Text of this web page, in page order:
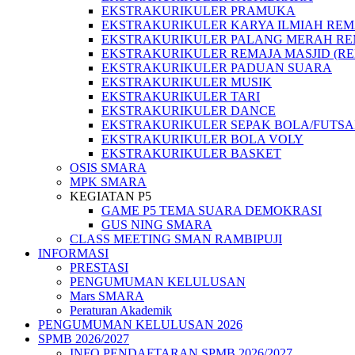
EKSTRAKURIKULER PRAMUKA
EKSTRAKURIKULER KARYA ILMIAH
EKSTRAKURIKULER PALANG MERAH
EKSTRAKURIKULER REMAJA MASJID
EKSTRAKURIKULER PADUAN SUARA
EKSTRAKURIKULER MUSIK
EKSTRAKURIKULER TARI
EKSTRAKURIKULER DANCE
EKSTRAKURIKULER SEPAK BOLA/
EKSTRAKURIKULER BOLA VOLY
EKSTRAKURIKULER BASKET
OSIS SMARA
MPK SMARA
KEGIATAN P5
GAME P5 TEMA SUARA DEMOKRASI
GUS NING SMARA
CLASS MEETING SMAN RAMBIPUJI
INFORMASI
PRESTASI
PENGUMUMAN KELULUSAN
Mars SMARA
Peraturan Akademik
PENGUMUMAN KELULUSAN 2026
SPMB 2026/2027